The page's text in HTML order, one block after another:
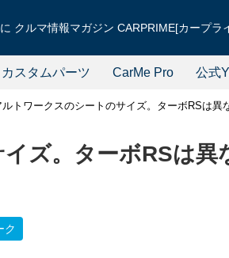
クルマ情報マガジン CARPRIME[カープラ
カスタムパーツ CarMe Pro 公式
ルトワークスのシートのサイズ。ターボRSは異
ズ。ターボRSは異
ク